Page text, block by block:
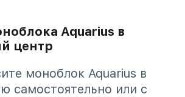
Aquarius в
центр
моноблок Aquarius в
самостоятельно или с